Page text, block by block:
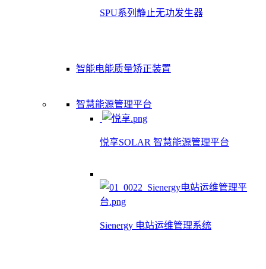
SPU系列静止无功发生器
智能电能质量矫正装置
智慧能源管理平台
悦享SOLAR 智慧能源管理平台
Sienergy 电站运维管理系统